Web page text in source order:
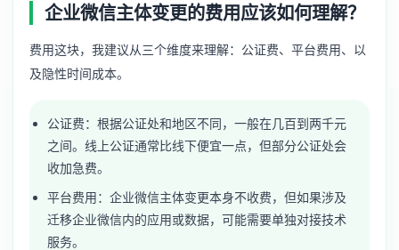
企业微信主体变更的费用应该如何理解？
费用这块，我建议从三个维度来理解：公证费、平台费用、以
及隐性时间成本。
公证费：根据公证处和地区不同，一般在几百到两千元
之间。线上公证通常比线下便宜一点，但部分公证处会
收加急费。
平台费用：企业微信主体变更本身不收费，但如果涉及
迁移企业微信内的应用或数据，可能需要单独对接技术
服务。